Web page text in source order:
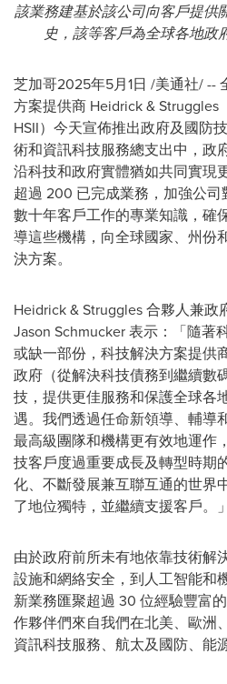
該業務建基於該公司向客戶提供
史，該等客戶為全球各地政
芝加哥2025年5月1日 /美通社/ --
方案提供商 Heidrick & Struggles
HSII）今天宣佈推出政府及國防
術和資訊科技服務總支出中，政
沿科技和政府實體猶如共同實現
超過 200 已完成業務，加強公
數十年客戶工作的專業知識，確
導這些機構，向全球國家、州份
決方案。
Heidrick & Struggles 合夥人兼
Jason Schmucker表示：「隨著
或缺一部份，科技解決方案提供
政府（從解決科技債務到繼續數
技，提供更佳服務和保護全球各
遇。我們透過任命新領導、輔導
最高級團隊和機構更有效地運作
技客戶度過重要成長及轉型時期
化、不斷發展兼互聯互通的世界
了地位獨特，並繼續支援客戶。」
由於政府前所未有地依靠技術解
設施和網絡安全，到人工智能和
新業務匯聚超過 30 位經驗豐富
作夥伴們來自我們在北美、歐洲
資訊科技服務、航太及國防、能